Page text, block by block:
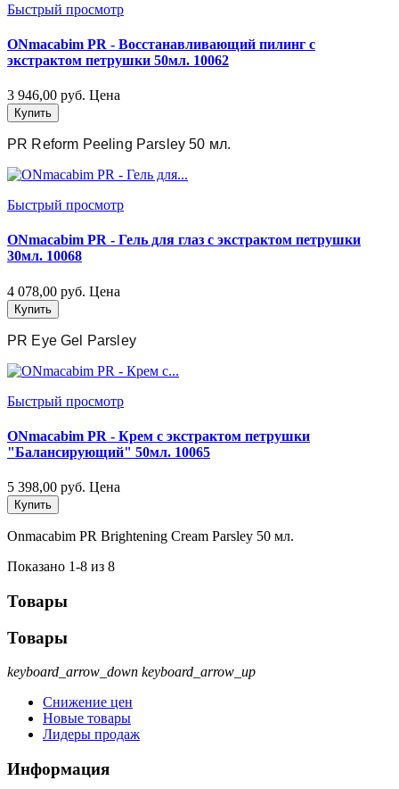
Быстрый просмотр
ONmacabim PR - Восстанавливающий пилинг с
экстрактом петрушки 50мл. 10062
3 946,00 руб. Цена
Купить
PR Reform Peeling Parsley 50 мл.
Быстрый просмотр
ONmacabim PR - Гель для глаз с экстрактом петрушки
30мл. 10068
4 078,00 руб. Цена
Купить
PR Eye Gel Parsley
Быстрый просмотр
ONmacabim PR - Крем с экстрактом петрушки
"Балансирующий" 50мл. 10065
5 398,00 руб. Цена
Купить
Onmacabim PR Brightening Cream Parsley 50 мл.
Показано 1-8 из 8
Товары
Товары
keyboard_arrow_down keyboard_arrow_up
Снижение цен
Новые товары
Лидеры продаж
Информация